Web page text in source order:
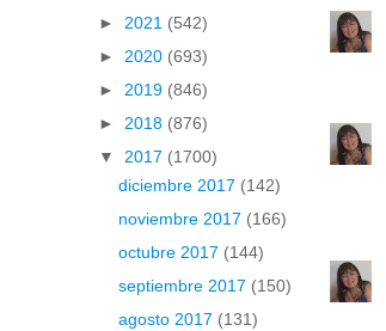
► 2021 (542)
► 2020 (693)
► 2019 (846)
► 2018 (876)
▼ 2017 (1700)
diciembre 2017 (142)
noviembre 2017 (166)
octubre 2017 (144)
septiembre 2017 (150)
agosto 2017 (131)